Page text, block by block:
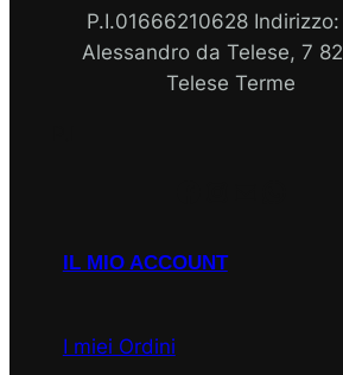
P.I.01666210628
Alessandro da Telese, 7
Telese Terme
IL MIO ACCOUNT
I miei Ordini